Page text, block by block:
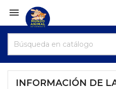

INFORMACIÓN DE